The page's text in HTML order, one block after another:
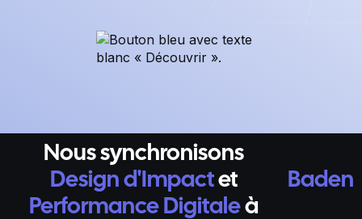
Nous synchronisons
Design d'Impactet
Performance Digitaleà
Baden